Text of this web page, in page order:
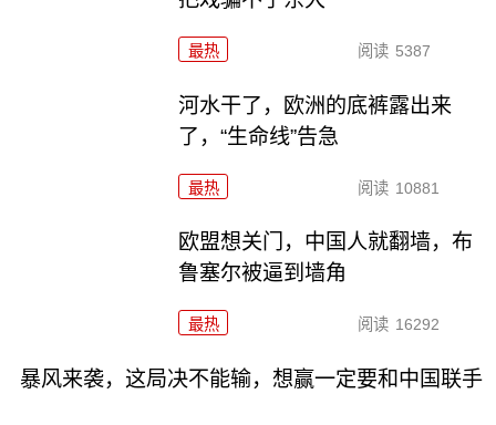
最热 阅读 5387
河水干了，欧洲的底裤露出来
了，“生命线”告急
最热 阅读 10881
欧盟想关门，中国人就翻墙，布
鲁塞尔被逼到墙角
最热 阅读 16292
暴风来袭，这局决不能输，想赢一定要和中国联手